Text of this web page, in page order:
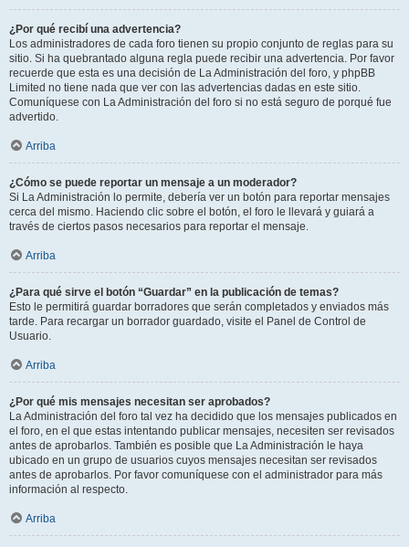
¿Por qué recibí una advertencia?
Los administradores de cada foro tienen su propio conjunto de reglas para su
sitio. Si ha quebrantado alguna regla puede recibir una advertencia. Por favor
recuerde que esta es una decisión de La Administración del foro, y phpBB
Limited no tiene nada que ver con las advertencias dadas en este sitio.
Comuníquese con La Administración del foro si no está seguro de porqué fue
advertido.
Arriba
¿Cómo se puede reportar un mensaje a un moderador?
Si La Administración lo permite, debería ver un botón para reportar mensajes
cerca del mismo. Haciendo clic sobre el botón, el foro le llevará y guiará a
través de ciertos pasos necesarios para reportar el mensaje.
Arriba
¿Para qué sirve el botón “Guardar” en la publicación de temas?
Esto le permitirá guardar borradores que serán completados y enviados más
tarde. Para recargar un borrador guardado, visite el Panel de Control de
Usuario.
Arriba
¿Por qué mis mensajes necesitan ser aprobados?
La Administración del foro tal vez ha decidido que los mensajes publicados en
el foro, en el que estas intentando publicar mensajes, necesiten ser revisados
antes de aprobarlos. También es posible que La Administración le haya
ubicado en un grupo de usuarios cuyos mensajes necesitan ser revisados
antes de aprobarlos. Por favor comuníquese con el administrador para más
información al respecto.
Arriba